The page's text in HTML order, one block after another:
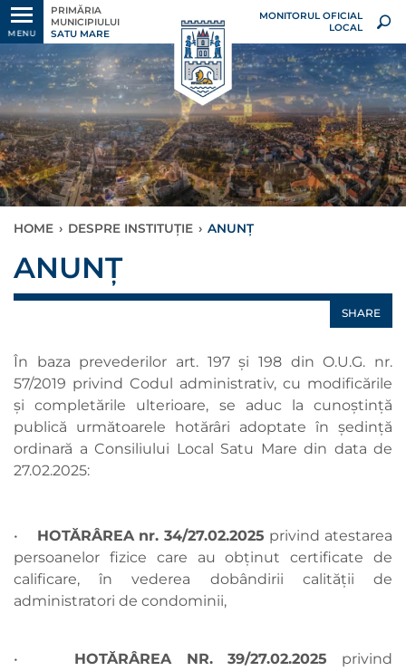
MENU
PRIMĂRIA
MUNICIPIULUI
SATU MARE
MONITORUL OFICIAL
LOCAL
HOME › DESPRE INSTITUȚIE › ANUNȚ
ANUNȚ
SHARE
În baza prevederilor art. 197 și 198 din O.U.G. nr.
57/2019 privind Codul administrativ, cu modificările
și completările ulterioare, se aduc la cunoștință
publică următoarele hotărâri adoptate în ședință
ordinară a Consiliului Local Satu Mare din data de
27.02.2025:
• HOTĂRÂREA nr. 34/27.02.2025 privind atestarea
persoanelor fizice care au obținut certificate de
calificare, în vederea dobândirii calității de
administratori de condominii,
• HOTĂRÂREA NR. 39/27.02.2025 privind